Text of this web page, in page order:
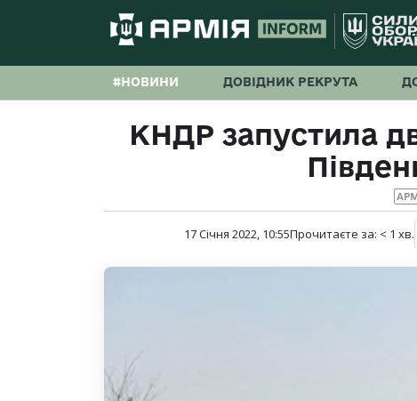
#НОВИНИ ДОВІДНИК РЕКРУТА
КНДР запустила
17 Січня 2022, 10:55Прочитаєте за: < 1 хв.